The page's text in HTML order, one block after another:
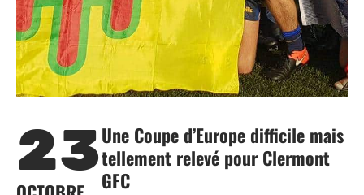
23Une Coupe d’Europe difficile mais
tellement relevé pour Clermont
GFC